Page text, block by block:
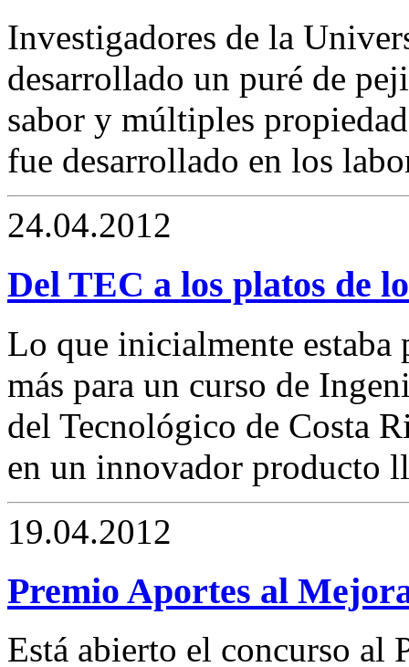
Investigadores de la
desarrollado un puré de
sabor y múltiples
fue desarrollado en los
24.04.2012
Del TEC a los platos de
Lo que inicialmente estaba
más para un curso de
del Tecnológico de Costa
en un innovador producto
19.04.2012
Premio Aportes al
Está abierto el concurso al